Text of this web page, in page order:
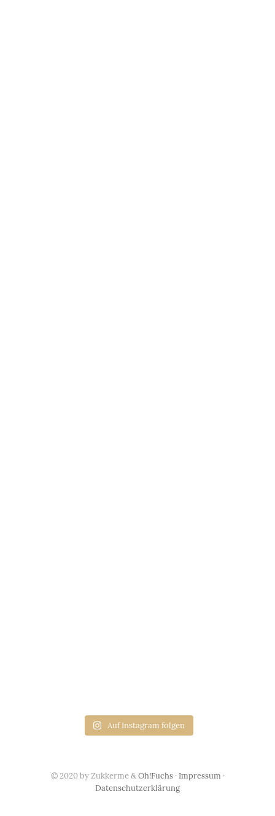
Auf Instagram folgen
© 2020 by Zukkerme &Oh!Fuchs· Impressum ·
Datenschutzerklärung